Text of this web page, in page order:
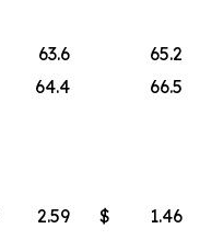
63.6
65.2
64.4 66.5
2.59 $ 1.46